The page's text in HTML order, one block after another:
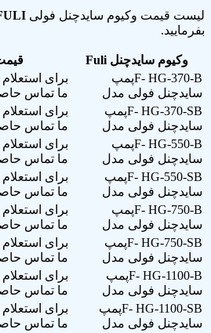
لیست قیمت وکیوم سایدچنل فولی
بفرمایید.
وکیوم سایدچنل Fuli
F- HG-370-Bپمپ
سایدچنل فولی مدل
برای
ما تماس
F- HG-370-SBپمپ
سایدچنل فولی مدل
برای
ما تماس
F- HG-550-Bپمپ
سایدچنل فولی مدل
برای
ما تماس
F- HG-550-SBپمپ
سایدچنل فولی مدل
برای
ما تماس
F- HG-750-Bپمپ
سایدچنل فولی مدل
برای
ما تماس
F- HG-750-SBپمپ
سایدچنل فولی مدل
برای
ما تماس
F- HG-1100-Bپمپ
سایدچنل فولی مدل
برای
ما تماس
F- HG-1100-SBپمپ
سایدچنل فولی مدل
برای
ما تماس